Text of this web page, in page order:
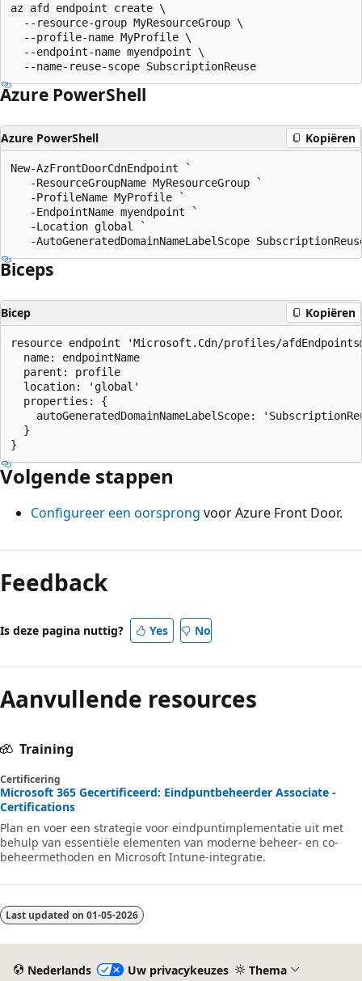
az afd endpoint create \
  --resource-group MyResourceGroup \
  --profile-name MyProfile \
  --endpoint-name myendpoint \
Azure PowerShell
Azure PowerShell Kopiëren
New-AzFrontDoorCdnEndpoint `
   -ResourceGroupName MyResourceGroup `
   -ProfileName MyProfile `
   -EndpointName myendpoint `
   -Location global `
Biceps
Bicep Kopiëren
resource endpoint 'Microsoft.Cdn/profiles/
  name: endpointName
  parent: profile
  location: 'global'
  properties: {
autoGeneratedDomainNameLabelScope:
  }
Volgende stappen
Configureer een oorsprong voor Azure Front Door.
Feedback
Is deze pagina nuttig? Yes No
Aanvullende resources
Training
Certificering
Microsoft 365 Gecertificeerd: Eindpuntbeheerder Associate -
Certifications
Plan en voer een strategie voor eindpuntimplementatie uit met
behulp van essentiële elementen van moderne beheer- en co-
beheermethoden en Microsoft Intune-integratie.
Last updated on 01-05-2026
Nederlands Uw privacykeuzes Thema